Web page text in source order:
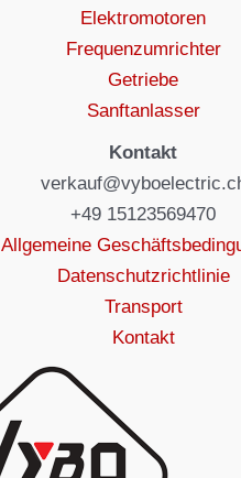
Elektromotoren
Frequenzumrichter
Getriebe
Sanftanlasser
Kontakt
+49 15123569470
Allgemeine
Datenschutzrichtlinie
Transport
Kontakt